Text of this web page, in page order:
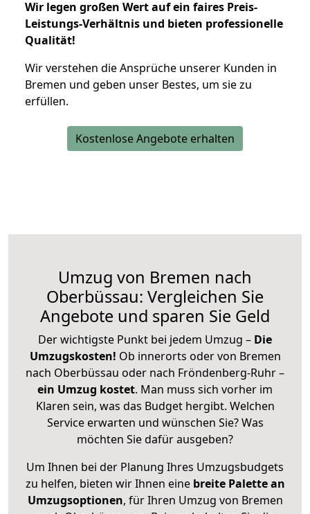
Wir legen großen Wert auf ein faires Preis-
Leistungs-Verhältnis und bieten professionelle
Qualität!
Wir verstehen die Ansprüche unserer Kunden in
Bremen und geben unser Bestes, um sie zu
erfüllen.
Kostenlose Angebote erhalten
Umzug von Bremen nach
Oberbüssau: Vergleichen Sie
Angebote und sparen Sie Geld
Der wichtigste Punkt bei jedem Umzug – Die
Umzugskosten! Ob innerorts oder von Bremen
nach Oberbüssau oder nach Fröndenberg-Ruhr –
ein Umzug kostet. Man muss sich vorher im
Klaren sein, was das Budget hergibt. Welchen
Service erwarten und wünschen Sie? Was
möchten Sie dafür ausgeben?
Um Ihnen bei der Planung Ihres Umzugsbudgets
zu helfen, bieten wir Ihnen eine breite Palette an
Umzugsoptionen, für Ihren Umzug von Bremen